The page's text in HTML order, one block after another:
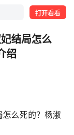
打开看看
结局怎么
绍